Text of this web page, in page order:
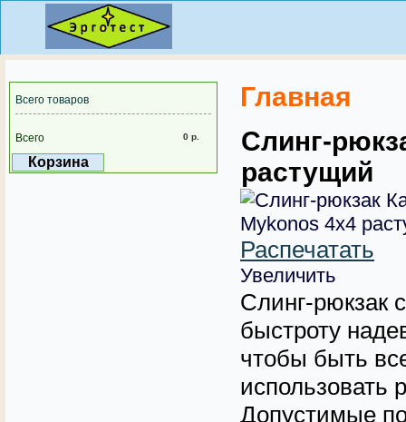
Всего товаров
Всего 0 р.
Корзина
Главная
Слинг-
растущий
Распечатать
Увеличить
Слинг-рюкзак
быстроту
чтобы быть
использовать
Допустимые